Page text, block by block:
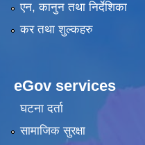
एन, कानुन तथा निर्देशिका
कर तथा शुल्कहरु
eGov services
घटना दर्ता
सामाजिक सुरक्षा